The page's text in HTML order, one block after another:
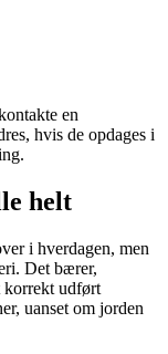
en
hvis de opdages i
helt
i hverdagen, men
Det bærer,
korrekt udført
uanset om jorden